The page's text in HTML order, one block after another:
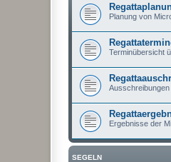
Planung von
Terminübersicht
Ergebnisse der
SEGELN